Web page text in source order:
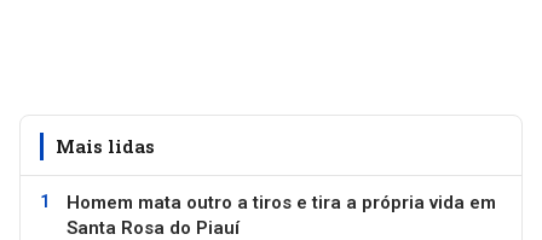
Mais lidas
Homem mata outro a tiros e tira a própria vida em
Santa Rosa do Piauí